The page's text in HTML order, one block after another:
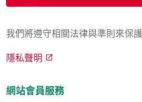
我們將遵守相關法律與準則來保
隱私聲明
網站會員服務